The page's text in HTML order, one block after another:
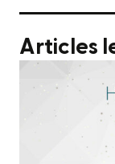
Articles